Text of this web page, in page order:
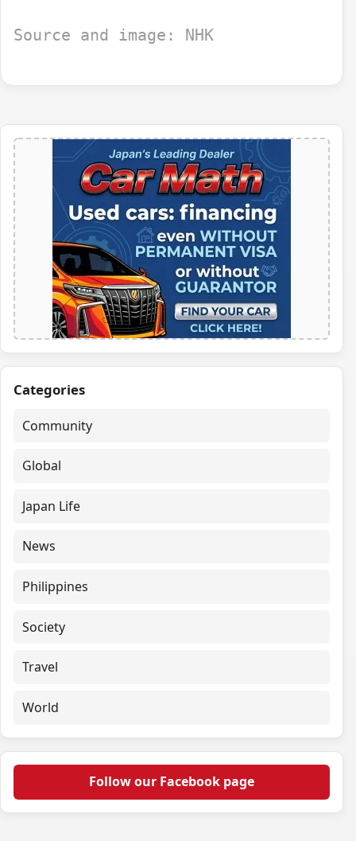
Source and image: NHK
Categories
Community
Global
Japan Life
News
Philippines
Society
Travel
World
Follow our Facebook page